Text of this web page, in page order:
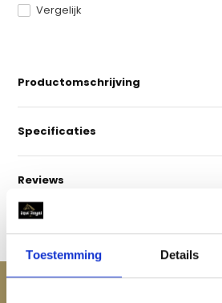
Toestemming Details
Vergelijk
Productomschrijving
Specificaties
Reviews